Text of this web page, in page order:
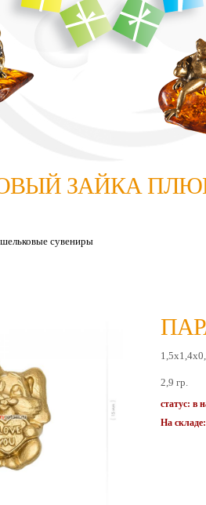
ЗАЙКА
сувениры
2,9 гр.
статус: в
На